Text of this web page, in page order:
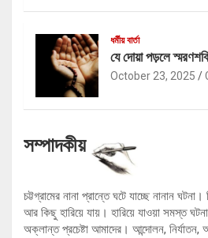
ধর্মীয় বার্তা
যে দোয়া পড়লে
October 23, 2025
সম্পাদকীয়
চট্টগ্রামের নানা প্রান্তে ঘটে যাচ্ছে নানান
আর কিছু হারিয়ে যায়। হারিয়ে যাওয়া সমস্ত
অক্লান্ত প্রচেষ্টা আমাদের। আন্দোলন, নির্যাতন,